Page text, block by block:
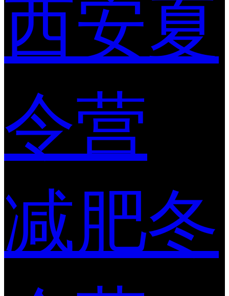
西安夏
令营
减肥冬